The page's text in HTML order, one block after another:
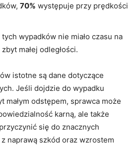
70% występuje‌ przy prędkości
wypadków​ nie miało czasu ⁢na
małej odległości.
istotne są dane dotyczące
⁢Jeśli dojdzie do wypadku
małym odstępem, sprawca może⁢
karną, ale także
​się do⁢ znacznych
‌naprawą szkód ‍oraz wzrostem